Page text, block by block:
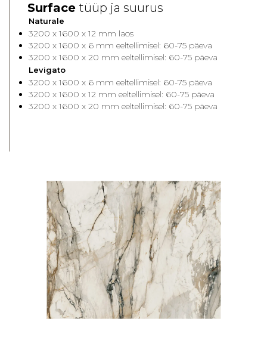
Surface tüüp ja suurus
Naturale
3200 x 1600 x 12 mm laos
3200 x 1600 x 6 mm eeltellimisel: 60-75 päeva
3200 x 1600 x 20 mm eeltellimisel: 60-75 päeva
Levigato
3200 x 1600 x 6 mm eeltellimisel: 60-75 päeva
3200 x 1600 x 12 mm eeltellimisel: 60-75 päeva
3200 x 1600 x 20 mm eeltellimisel: 60-75 päeva